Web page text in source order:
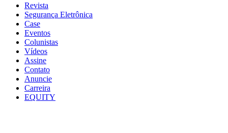
Revista
Segurança Eletrônica
Case
Eventos
Colunistas
Vídeos
Assine
Contato
Anuncie
Carreira
EQUITY